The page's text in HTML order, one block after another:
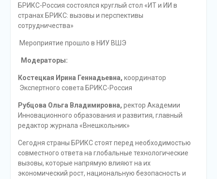
БРИКС-Россия состоялся круглый стол «ИТ и ИИ в
странах БРИКС: вызовы и перспективы
сотрудничества»
Мероприятие прошло в НИУ ВШЭ
Модераторы:
Костецкая Ирина Геннадьевна, координатор
Экспертного совета БРИКС-Россия
Рубцова Ольга Владимировна, ректор Академии
Инновационного образования и развития, главный
редактор журнала «Внешкольник»
Сегодня страны БРИКС стоят перед необходимостью
совместного ответа на глобальные технологические
вызовы, которые напрямую влияют на их
экономический рост, национальную безопасность и